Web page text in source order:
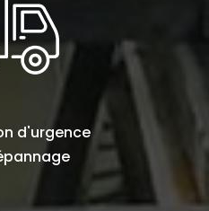
d'urgence